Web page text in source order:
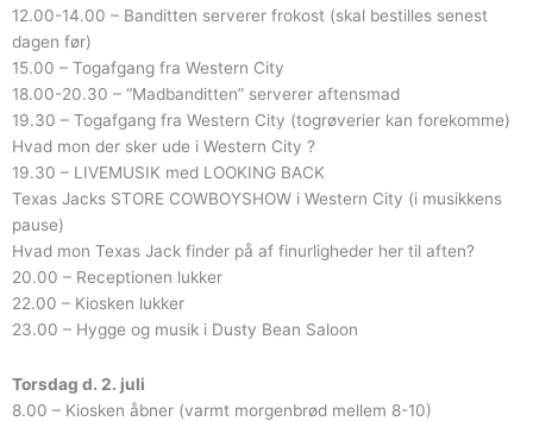
12.00-14.00 – Banditten serverer frokost (skal bestilles senest
dagen før)
15.00 – Togafgang fra Western City
18.00-20.30 – “Madbanditten” serverer aftensmad
19.30 – Togafgang fra Western City (togrøverier kan forekomme)
Hvad mon der sker ude i Western City ?
19.30 – LIVEMUSIK med LOOKING BACK
Texas Jacks STORE COWBOYSHOW i Western City (i musikkens
pause)
Hvad mon Texas Jack finder på af finurligheder her til aften?
20.00 – Receptionen lukker
22.00 – Kiosken lukker
23.00 – Hygge og musik i Dusty Bean Saloon
Torsdag d. 2. juli
8.00 – Kiosken åbner (varmt morgenbrød mellem 8-10)